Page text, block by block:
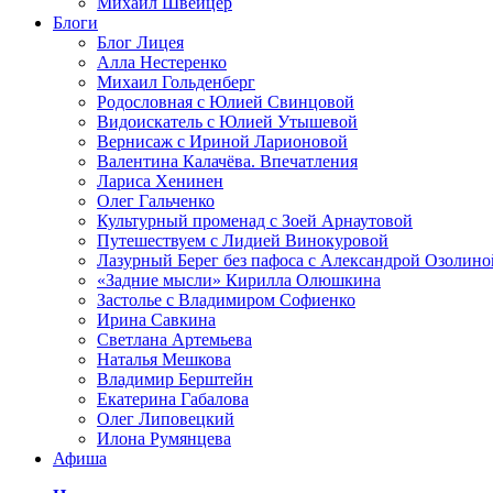
Блоги
Блог Лицея
Алла Нестеренко
Михаил Гольденберг
Родословная с Юлией Свинцовой
Видоискатель с Юлией Утышевой
Вернисаж с Ириной Ларионовой
Валентина Калачёва. Впечатления
Лариса Хенинен
Олег Гальченко
Культурный променад с Зоей Арнаутовой
Путешествуем с Лидией Винокуровой
Лазурный Берег без пафоса с Александрой
«Задние мысли» Кирилла Олюшкина
Застолье с Владимиром Софиенко
Ирина Савкина
Светлана Артемьева
Наталья Мешкова
Владимир Берштейн
Екатерина Габалова
Олег Липовецкий
Илона Румянцева
Афиша